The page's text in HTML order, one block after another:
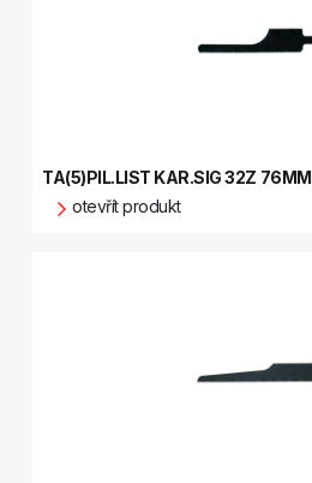
TA(5)PIL.LIST KAR.SIG 32Z 76MM
otevřít produkt